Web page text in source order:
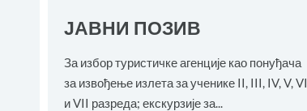
ЈАВНИ ПОЗИВ
За избор туристичке агенције као понуђача
за извођење излета за ученике II, III, IV, V, VI
и VII разреда; екскурзије за...